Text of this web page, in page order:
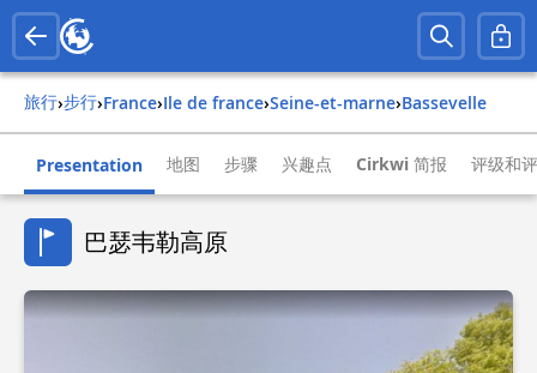
旅行› 步行› france› ile de france› seine-et-marne› bassevelle
Presentation 地图 步骤 兴趣点 Cirkwi 简报 评级和
巴瑟韦勒高原